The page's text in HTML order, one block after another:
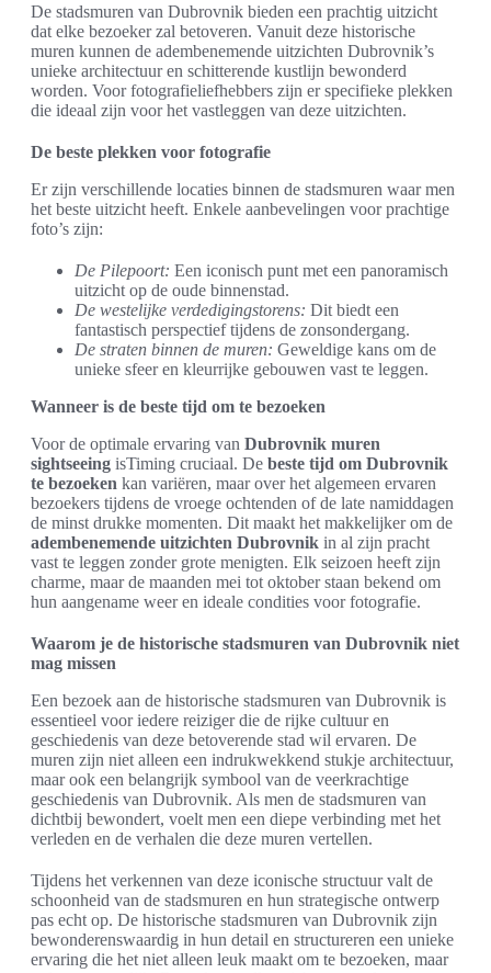
De stadsmuren van Dubrovnik bieden een prachtig uitzicht
dat elke bezoeker zal betoveren. Vanuit deze historische
muren kunnen de adembenemende uitzichten Dubrovnik’s
unieke architectuur en schitterende kustlijn bewonderd
worden. Voor fotografieliefhebbers zijn er specifieke plekken
die ideaal zijn voor het vastleggen van deze uitzichten.
De beste plekken voor fotografie
Er zijn verschillende locaties binnen de stadsmuren waar men
het beste uitzicht heeft. Enkele aanbevelingen voor prachtige
foto’s zijn:
De Pilepoort: Een iconisch punt met een panoramisch
uitzicht op de oude binnenstad.
De westelijke verdedigingstorens: Dit biedt een
fantastisch perspectief tijdens de zonsondergang.
De straten binnen de muren: Geweldige kans om de
unieke sfeer en kleurrijke gebouwen vast te leggen.
Wanneer is de beste tijd om te bezoeken
Voor de optimale ervaring van Dubrovnik muren
sightseeing isTiming cruciaal. De beste tijd om Dubrovnik
te bezoeken kan variëren, maar over het algemeen ervaren
bezoekers tijdens de vroege ochtenden of de late namiddagen
de minst drukke momenten. Dit maakt het makkelijker om de
adembenemende uitzichten Dubrovnik in al zijn pracht
vast te leggen zonder grote menigten. Elk seizoen heeft zijn
charme, maar de maanden mei tot oktober staan bekend om
hun aangename weer en ideale condities voor fotografie.
Waarom je de historische stadsmuren van Dubrovnik niet
mag missen
Een bezoek aan de historische stadsmuren van Dubrovnik is
essentieel voor iedere reiziger die de rijke cultuur en
geschiedenis van deze betoverende stad wil ervaren. De
muren zijn niet alleen een indrukwekkend stukje architectuur,
maar ook een belangrijk symbool van de veerkrachtige
geschiedenis van Dubrovnik. Als men de stadsmuren van
dichtbij bewondert, voelt men een diepe verbinding met het
verleden en de verhalen die deze muren vertellen.
Tijdens het verkennen van deze iconische structuur valt de
schoonheid van de stadsmuren en hun strategische ontwerp
pas echt op. De historische stadsmuren van Dubrovnik zijn
bewonderenswaardig in hun detail en structureren een unieke
ervaring die het niet alleen leuk maakt om te bezoeken, maar